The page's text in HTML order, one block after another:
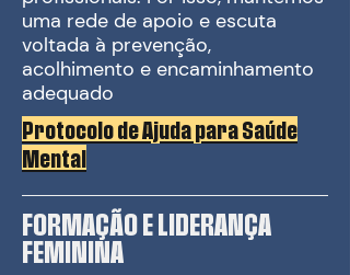
uma rede de apoio e escuta
voltada à prevenção,
acolhimento e encaminhamento
adequado
Protocolo de Ajuda para Saúde
Mental​
FORMAÇÃO E LIDERANÇA
FEMININA